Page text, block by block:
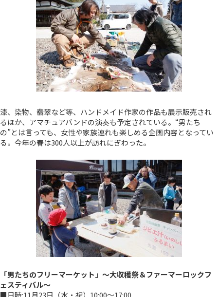
漆、染物、翡翠など等、ハンドメイド作家の作品も展示販売され
るほか、アマチュアバンドの演奏も予定されている。“男たち
の”とは言っても、女性や家族連れも楽しめる企画内容となってい
る。今年の春は300人以上が訪れにぎわった。
「男たちのフリーマーケット」～大収穫祭＆ファーマーロックフ
ェスティバル～
■日時:11月23日（水・祝）10:00～17:00